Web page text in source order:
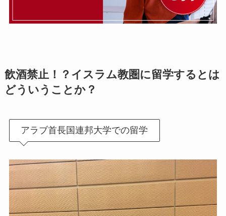
飲酒禁止！？イスラム教圏に留学するとは
どういうことか？
アラブ首長国連邦大学での留学